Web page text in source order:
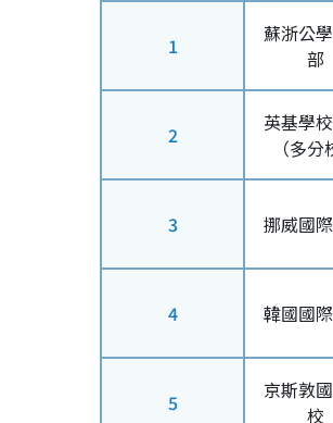
1
蘇浙公
部
2
英基學
（多分
3 挪威國
4 韓國國
5
京斯敦
校